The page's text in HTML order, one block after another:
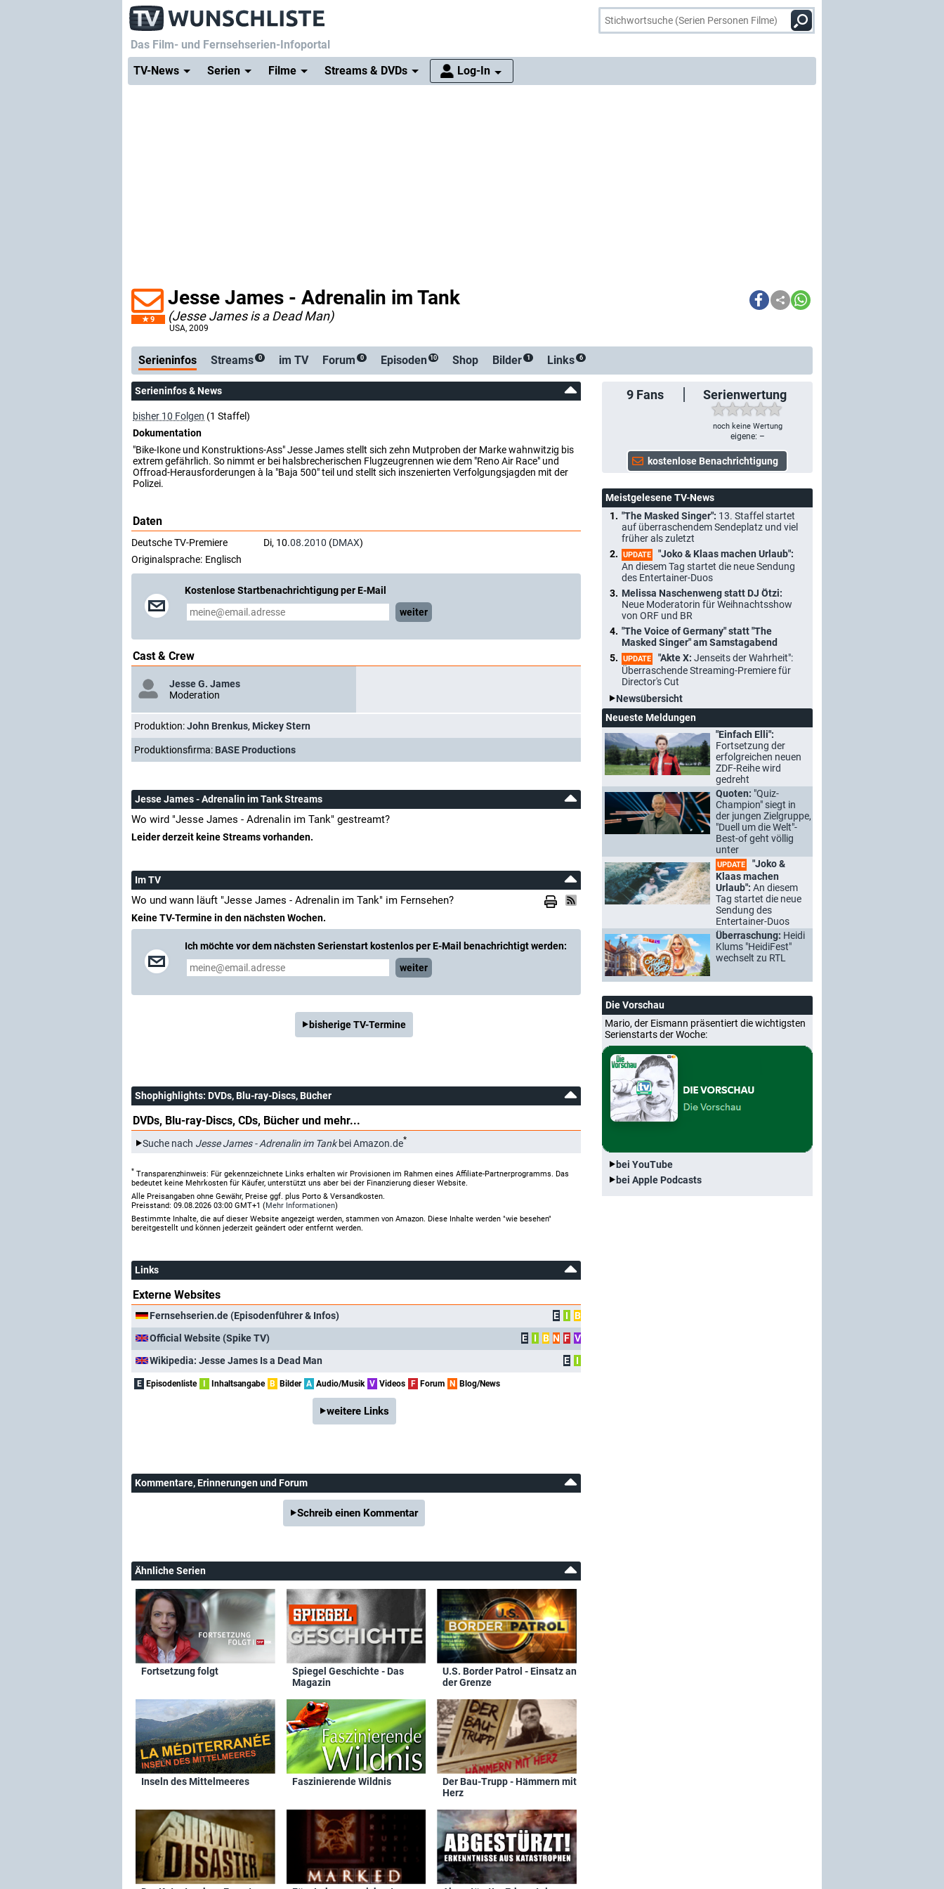
Das Film- und Fernsehserien-Infoportal
TV-News
Serien Filme Streams & DVDs Log-In
9
Jesse James - Adrenalin im Tank
(Jesse James is a Dead Man)
USA, 2009
Serienticker
Serieninfos Streams 0 im TV Forum 0 Episoden 10 Shop Bilder 1 Links 6
9 Fans Serienwertung
noch keine Wertung
eigene: –
Serieninfos & News
bisher 10 Folgen (1 Staffel)
Dokumentation
"Bike-Ikone und Konstruktions-Ass" Jesse James stellt sich zehn Mutproben der Marke wahnwitzig bis
extrem gefährlich. So nimmt er bei halsbrecherischen Flugzeugrennen wie dem "Reno Air Race" und
Offroad-Herausforderungen à la "Baja 500" teil und stellt sich inszenierten Verfolgungsjagden mit der
Polizei.
Daten
Deutsche TV-Premiere Di, 10.08.2010 (DMAX)
Originalsprache: Englisch
Kostenlose Startbenachrichtigung per E-Mail
weiter
Cast & Crew
Jesse G. James
Moderation
Produktion:John Brenkus, Mickey Stern
Produktionsfirma: BASE Productions
Jesse James - Adrenalin im Tank Streams
Wo wird "Jesse James - Adrenalin im Tank" gestreamt?
Leider derzeit keine Streams vorhanden.
Im TV
Wo und wann läuft "Jesse James - Adrenalin im Tank" im Fernsehen?
Keine TV-Termine in den nächsten Wochen.
Ich möchte vor dem nächsten Serienstart kostenlos per E-Mail benachrichtigt werden:
weiter
bisherige TV-Termine
Shophighlights: DVDs, Blu-ray-Discs, Bücher
DVDs, Blu-ray-Discs, CDs, Bücher und mehr...
Suche nach Jesse James - Adrenalin im Tankbei Amazon.de*
* Transparenzhinweis: Für gekennzeichnete Links erhalten wir Provisionen im Rahmen eines Affiliate-Partnerprogramms. Das
bedeutet keine Mehrkosten für Käufer, unterstützt uns aber bei der Finanzierung dieser Website.
Alle Preisangaben ohne Gewähr, Preise ggf. plus Porto & Versandkosten.
Preisstand: 09.08.2026 03:00 GMT+1 (Mehr Informationen)
Bestimmte Inhalte, die auf dieser Website angezeigt werden, stammen von Amazon. Diese Inhalte werden "wie besehen"
bereitgestellt und können jederzeit geändert oder entfernt werden.
Links
Externe Websites
Fernsehserien.de (Episodenführer & Infos) E I
B
Official Website (Spike TV)
E I B N F V
Wikipedia: Jesse James Is a Dead Man
E I
E Episodenliste I Inhaltsangabe B Bilder A Audio/Musik V Videos F Forum N Blog/News
weitere Links
Kommentare, Erinnerungen und Forum
Schreib einen Kommentar
Ähnliche Serien
Fortsetzung folgt
Spiegel Geschichte - Das
Magazin
U.S. Border Patrol - Einsatz an
der Grenze
Inseln des Mittelmeeres Faszinierende Wildnis
Der Bau-Trupp - Hämmern mit
Herz
Meistgelesene TV-News
"The Masked Singer": 13. Staffel startet
auf überraschendem Sendeplatz und viel
früher als zuletzt
UPDATE
"Joko & Klaas machen Urlaub":
An diesem Tag startet die neue Sendung
des Entertainer-Duos
Melissa Naschenweng statt DJ Ötzi:
Neue Moderatorin für Weihnachtsshow
von ORF und BR
"The Voice of Germany" statt "The
Masked Singer" am Samstagabend
UPDATE "Akte X: Jenseits der Wahrheit":
Überraschende Streaming-Premiere für
Director's Cut
Newsübersicht
Neueste Meldungen
"Einfach Elli":
Fortsetzung der
erfolgreichen neuen
ZDF-Reihe wird
gedreht
Quoten: "Quiz-
Champion" siegt in
der jungen Zielgruppe,
"Duell um die Welt"-
Best-of geht völlig
unter
UPDATE
"Joko &
Klaas machen
Urlaub": An diesem
Tag startet die neue
Sendung des
Entertainer-Duos
Überraschung: Heidi
Klums "HeidiFest"
wechselt zu RTL
Die Vorschau
Mario, der Eismann präsentiert die wichtigsten
Serienstarts der Woche:
bei YouTube
bei Apple Podcasts